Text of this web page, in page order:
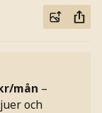
mån –
och